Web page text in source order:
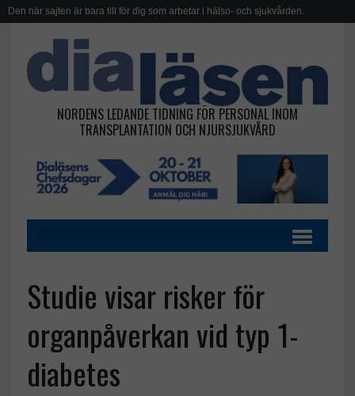
Den här sajten är bara till för dig som arbetar i hälso- och sjukvården.
NORDENS LEDANDE TIDNING FÖR PERSONAL INOM
TRANSPLANTATION OCH NJURSJUKVÅRD
Studie visar risker för
organpåverkan vid typ 1-
diabetes